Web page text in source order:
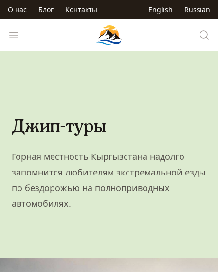
Перейти к основному содержанию
О нас Блог Контакты English Russian
Open menu Trip to Kyrgyzstan
Джип-туры
Горная местность Кыргызстана надолго
запомнится любителям экстремальной езды
по бездорожью на полноприводных
автомобилях.